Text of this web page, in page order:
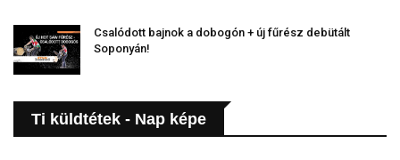
Csalódott bajnok a dobogón + új fűrész debütált
Soponyán!
Ti küldtétek - Nap képe